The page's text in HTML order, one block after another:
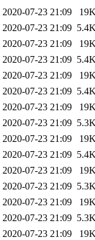
2020-07-23 21:09
2020-07-23 21:09
2020-07-23 21:09
2020-07-23 21:09
2020-07-23 21:09
2020-07-23 21:09
2020-07-23 21:09
2020-07-23 21:09
2020-07-23 21:09
2020-07-23 21:09
2020-07-23 21:09
2020-07-23 21:09
2020-07-23 21:09
2020-07-23 21:09
2020-07-23 21:09